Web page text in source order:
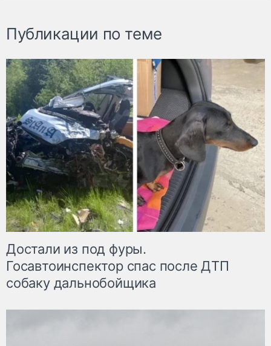
Публикации по теме
Достали из под фуры.
Госавтоинспектор спас после ДТП
собаку дальнобойщика